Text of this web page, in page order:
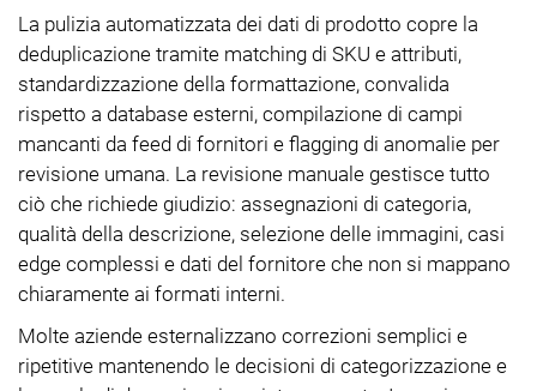
La pulizia automatizzata dei dati di prodotto copre la
deduplicazione tramite matching di SKU e attributi,
standardizzazione della formattazione, convalida
rispetto a database esterni, compilazione di campi
mancanti da feed di fornitori e flagging di anomalie per
revisione umana. La revisione manuale gestisce tutto
ciò che richiede giudizio: assegnazioni di categoria,
qualità della descrizione, selezione delle immagini, casi
edge complessi e dati del fornitore che non si mappano
chiaramente ai formati interni.
Molte aziende esternalizzano correzioni semplici e
ripetitive mantenendo le decisioni di categorizzazione e